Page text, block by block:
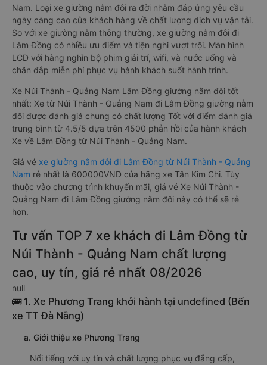
nằm đôi là loại xe đặc biệt. Với mỗi giường được thiết kế như
một phòng ngủ khách sạn sang trọng, hiện đại. Đây là dòng
xe giường nằm cho cặp đôi đi Lâm Đồng mới xuất hiện tại Việt
Nam. Loại xe giường nằm đôi ra đời nhằm đáp ứng yêu cầu
ngày càng cao của khách hàng về chất lượng dịch vụ vận tải.
So với xe giường nằm thông thường, xe giường nằm đôi đi
Lâm Đồng có nhiều ưu điểm và tiện nghi vượt trội. Màn hình
LCD với hàng nghìn bộ phim giải trí, wifi, và nước uống và
chăn đắp miễn phí phục vụ hành khách suốt hành trình.
Xe Núi Thành - Quảng Nam Lâm Đồng giường nằm đôi tốt
nhất: Xe từ Núi Thành - Quảng Nam đi Lâm Đồng giường nằm
đôi được đánh giá chung có chất lượng Tốt với điểm đánh giá
trung bình từ 4.5/5 dựa trên 4500 phản hồi của hành khách
Xe về Lâm Đồng từ Núi Thành - Quảng Nam.
Giá vé xe giường nằm đôi đi Lâm Đồng từ Núi Thành - Quảng
Nam
thuộc vào chương trình khuyến mãi, giá vé Xe Núi Thành -
Quảng Nam đi Lâm Đồng giường nằm đôi này có thể sẽ rẻ
hơn.
Tư vấn TOP 7 xe khách đi Lâm Đồng từ
Núi Thành - Quảng Nam chất lượng
cao, uy tín, giá rẻ nhất 08/2026
🚌 1. Xe Phương Trang khởi hành tại undefined (Bến
xe TT Đà Nẵng)